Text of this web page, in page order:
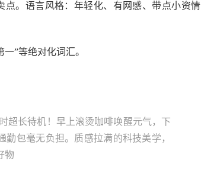
点。语言风格：年轻化、有网感、带点小资情
”等绝对化词汇。
超长待机！早上滚烫咖啡唤醒元气，下
包毫无负担。质感拉满的科技美学，
物